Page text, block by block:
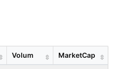
Volum MarketCap